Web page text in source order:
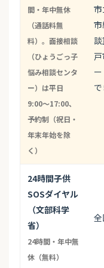
間・年中無休
（通話料無
料）。面接相談
（ひょうごっ子
悩み相談センタ
ー）は平日
9:00〜17:00、
予約制（祝日・
年末年始を除
く）
24時間子供
SOSダイヤル
（文部科学
省）
24時間・年中無
休（無料）